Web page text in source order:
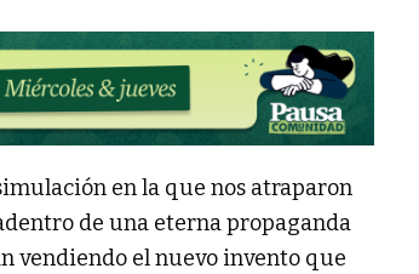
en la que nos atraparon
de una eterna propaganda
vendiendo el nuevo invento que